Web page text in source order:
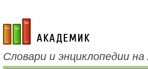
academic.ru
Словари и энциклопедии